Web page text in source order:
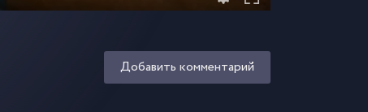
Добавить комментарий